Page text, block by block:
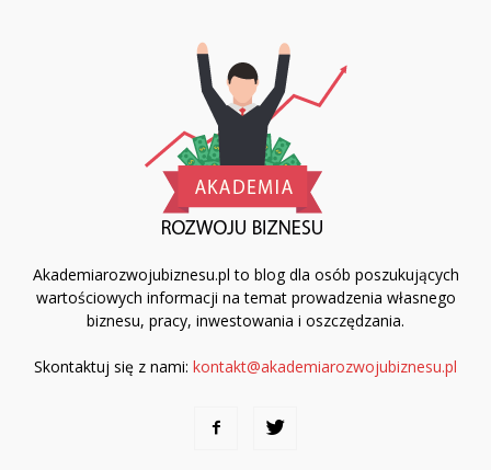
Akademiarozwojubiznesu.pl to blog dla osób poszukujących
wartościowych informacji na temat prowadzenia własnego
biznesu, pracy, inwestowania i oszczędzania.
Skontaktuj się z nami: kontakt@akademiarozwojubiznesu.pl